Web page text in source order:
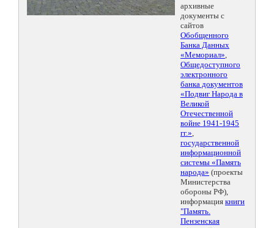
архивные
документы с
сайтов
Обобщенного
Банка Данных
«Мемориал»,
Общедоступного
электронного
банка документов
«Подвиг Народа в
Великой
Отечественной
войне 1941-1945
гг.»,
государственной
информационной
системы «Память
народа» (проекты
Министерства
обороны РФ),
информация книги
"Память.
Пензенская